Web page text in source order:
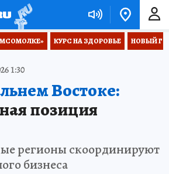
КУРС НА ЗДОРОВЬЕ НОВЫЙ
1:30
Востоке:
позиция
регионы скоординируют
бизнеса